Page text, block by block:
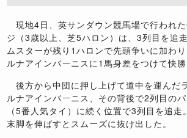
現地4日、英サンダウン競馬場で行われ
ジ（3歳以上、芝5ハロン）は、3列目を追
ムスターが残り1ハロンで先頭争いに加わ
ルナアインバーニスに1馬身差をつけて快勝
後方から中団に押し上げて道中を運んだ
ルナアインバーニス、その背後で2列目の
（5番人気タイ）に続く位置で3列目を追走
末脚を伸ばすとスムーズに抜け出した。